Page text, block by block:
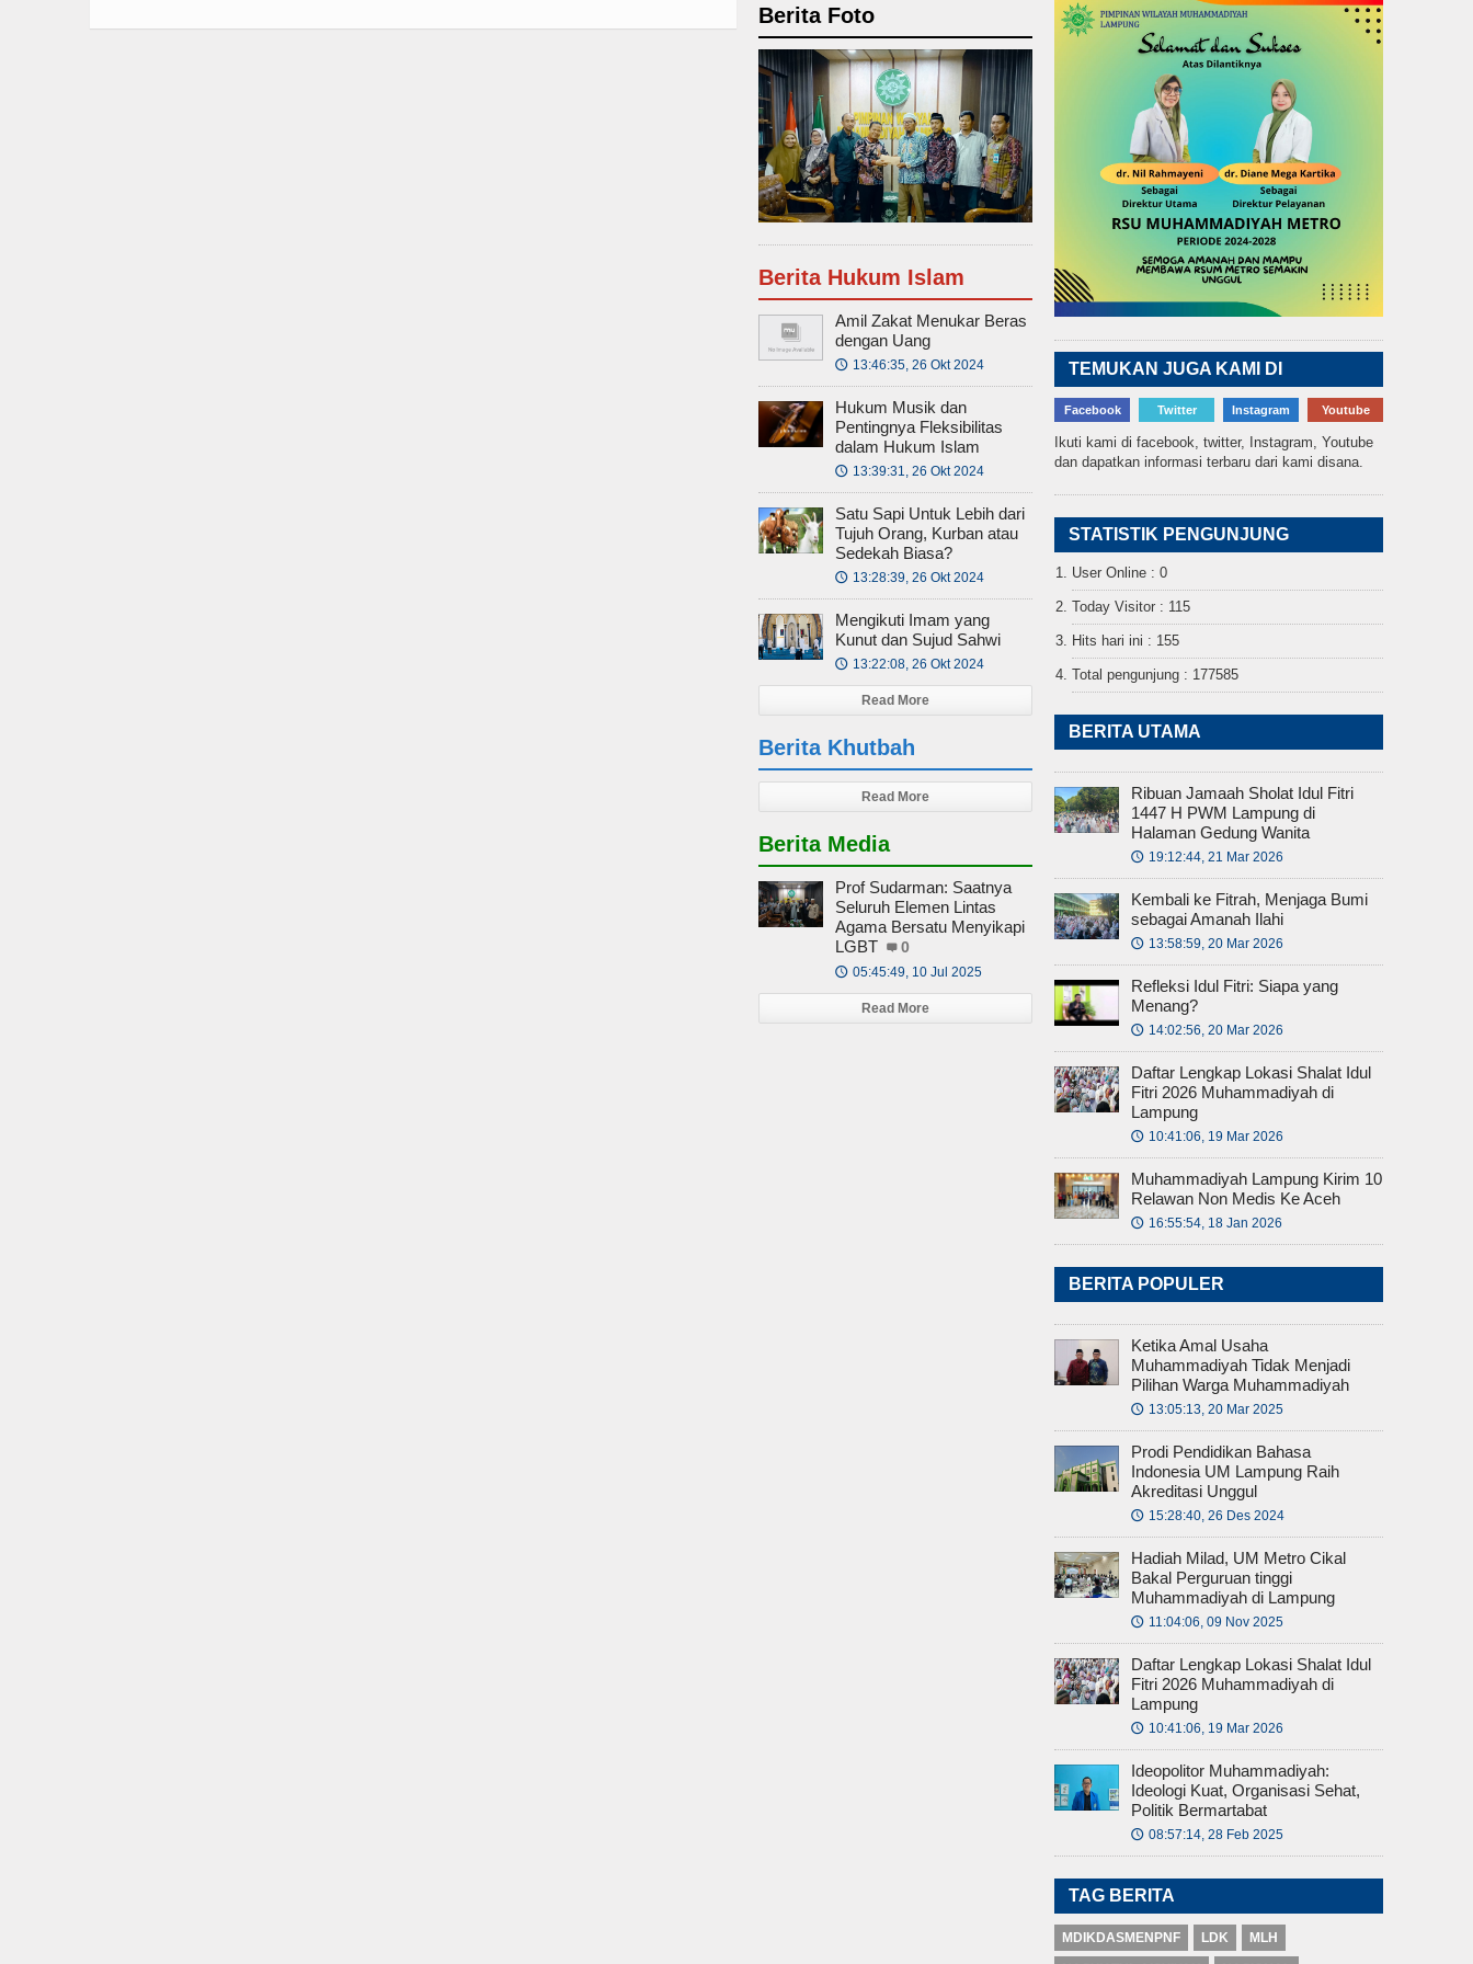
Berita Foto
Berita Hukum Islam
Amil Zakat Menukar Beras
dengan Uang
🕔 13:46:35, 26 Okt 2024
Hukum Musik dan
Pentingnya Fleksibilitas
dalam Hukum Islam
🕔 13:39:31, 26 Okt 2024
Satu Sapi Untuk Lebih dari
Tujuh Orang, Kurban atau
Sedekah Biasa?
🕔 13:28:39, 26 Okt 2024
Mengikuti Imam yang
Kunut dan Sujud Sahwi
🕔 13:22:08, 26 Okt 2024
Read More
Berita Khutbah
Read More
Berita Media
Prof Sudarman: Saatnya
Seluruh Elemen Lintas
Agama Bersatu Menyikapi
LGBT
0
🕔 05:45:49, 10 Jul 2025
Read More
TEMUKAN JUGA KAMI DI
Facebook Twitter Instagram Youtube
Ikuti kami di facebook, twitter, Instagram, Youtube
dan dapatkan informasi terbaru dari kami disana.
STATISTIK PENGUNJUNG
User Online : 0
Today Visitor : 115
Hits hari ini : 155
Total pengunjung : 177585
BERITA UTAMA
Ribuan Jamaah Sholat Idul Fitri
1447 H PWM Lampung di
Halaman Gedung Wanita
🕔 19:12:44, 21 Mar 2026
Kembali ke Fitrah, Menjaga Bumi
sebagai Amanah Ilahi
🕔 13:58:59, 20 Mar 2026
Refleksi Idul Fitri: Siapa yang
Menang?
🕔 14:02:56, 20 Mar 2026
Daftar Lengkap Lokasi Shalat Idul
Fitri 2026 Muhammadiyah di
Lampung
🕔 10:41:06, 19 Mar 2026
Muhammadiyah Lampung Kirim 10
Relawan Non Medis Ke Aceh
🕔 16:55:54, 18 Jan 2026
BERITA POPULER
Ketika Amal Usaha
Muhammadiyah Tidak Menjadi
Pilihan Warga Muhammadiyah
🕔 13:05:13, 20 Mar 2025
Prodi Pendidikan Bahasa
Indonesia UM Lampung Raih
Akreditasi Unggul
🕔 15:28:40, 26 Des 2024
Hadiah Milad, UM Metro Cikal
Bakal Perguruan tinggi
Muhammadiyah di Lampung
🕔 11:04:06, 09 Nov 2025
Daftar Lengkap Lokasi Shalat Idul
Fitri 2026 Muhammadiyah di
Lampung
🕔 10:41:06, 19 Mar 2026
Ideopolitor Muhammadiyah:
Ideologi Kuat, Organisasi Sehat,
Politik Bermartabat
🕔 08:57:14, 28 Feb 2025
TAG BERITA
MDIKDASMENPNF LDK MLH